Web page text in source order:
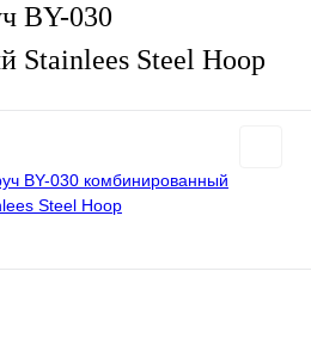
BY-030
Stainlees Steel Hoop